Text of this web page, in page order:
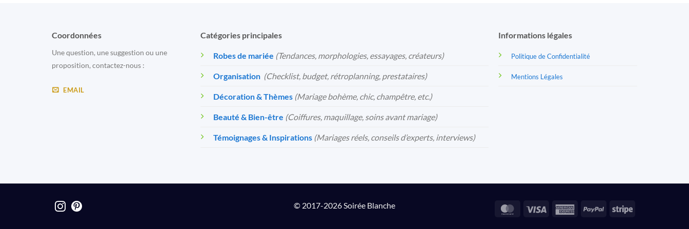
Coordonnées
Une question, une suggestion ou une
proposition, contactez-nous :
EMAIL
Catégories principales
Robes de mariée (Tendances, morphologies, essayages, créateurs)
Organisation (Checklist, budget, rétroplanning, prestataires)
Décoration & Thèmes (Mariage bohème, chic, champêtre, etc.)
Beauté & Bien-être (Coiffures, maquillage, soins avant mariage)
Témoignages & Inspirations (Mariages réels, conseils d’experts, interviews)
Informations légales
Politique de Confidentialité
Mentions Légales
© 2017-2026 Soirée Blanche MasterCard
Visa
AmericanPayPal Stripe